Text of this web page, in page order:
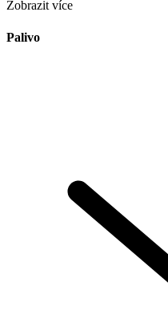
Zobrazit více
Palivo